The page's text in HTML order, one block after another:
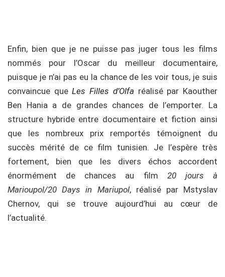
Enfin, bien que je ne puisse pas juger tous les films
nommés pour l’Oscar du meilleur documentaire,
puisque je n’ai pas eu la chance de les voir tous, je suis
convaincue queLes Filles d’Olfa réalisé par Kaouther
Ben Hania a de grandes chances de l’emporter. La
structure hybride entre documentaire et fiction ainsi
que les nombreux prix remportés témoignent du
succès mérité de ce film tunisien. Je l’espère très
fortement, bien que les divers échos accordent
énormément de chances au film 20 jours à
Marioupol/20 Days in Mariupol, réalisé par Mstyslav
Chernov, qui se trouve aujourd’hui au cœur de
l’actualité.